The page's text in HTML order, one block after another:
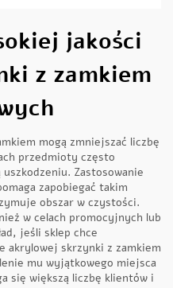
jakości
z zamkiem
mogą zmniejszać liczbę
przedmioty często
Zastosowanie
zapobiegać takim
obszar w czystości.
w celach promocyjnych lub
jeśli sklep chce
akrylowej skrzynki z zamkiem
mu wyjątkowego miejsca
się większą liczbę klientów i